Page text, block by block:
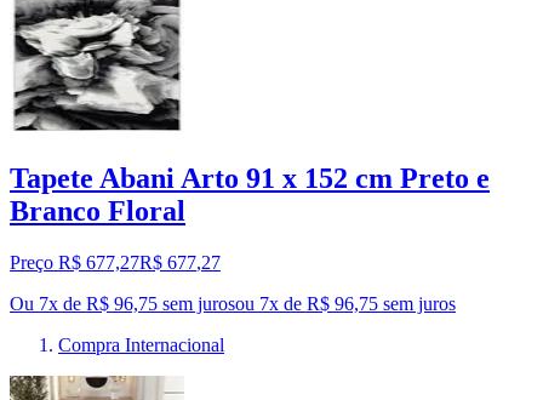
Tapete Abani Arto 91 x 152 cm Preto e
Branco Floral
Preço R$ 677,27R$ 677,27
Ou 7x de R$ 96,75 sem jurosou 7x de R$ 96,75 sem juros
Compra Internacional